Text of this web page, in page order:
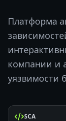
Платформа
компании и
уязвимости
SCA